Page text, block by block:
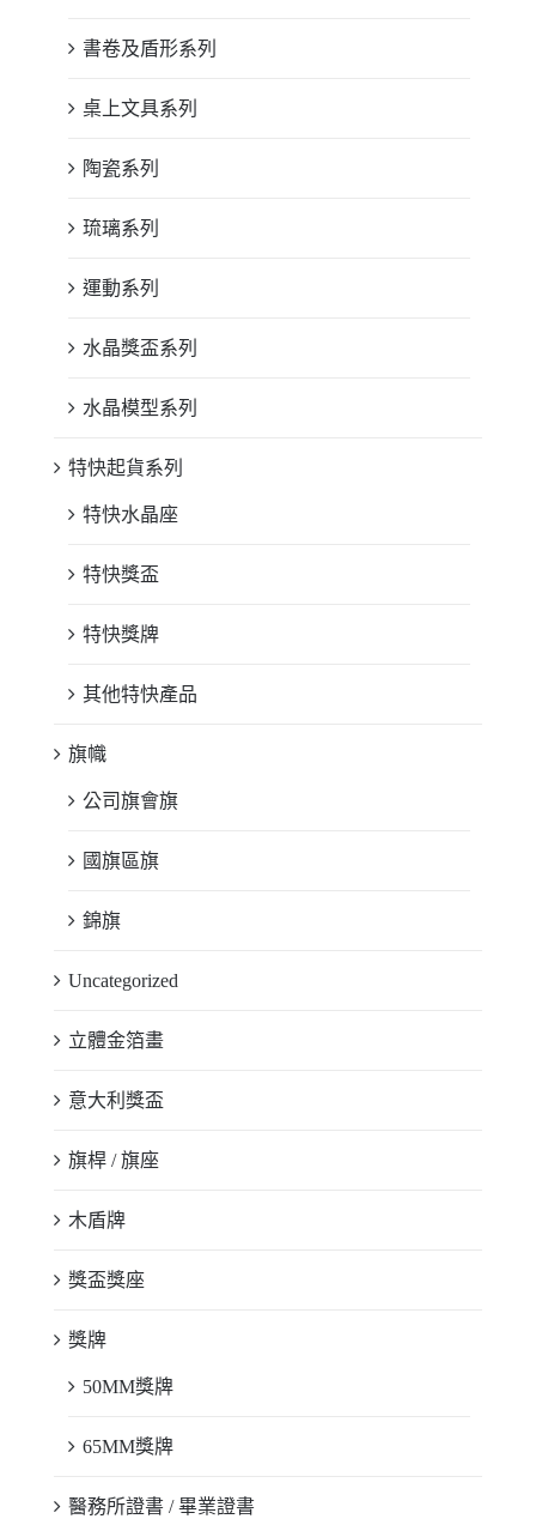
書卷及盾形系列
桌上文具系列
陶瓷系列
琉璃系列
運動系列
水晶獎盃系列
水晶模型系列
特快起貨系列
特快水晶座
特快獎盃
特快獎牌
其他特快產品
旗幟
公司旗會旗
國旗區旗
錦旗
Uncategorized
立體金箔畫
意大利獎盃
旗桿 / 旗座
木盾牌
獎盃獎座
獎牌
50MM獎牌
65MM獎牌
醫務所證書 / 畢業證書